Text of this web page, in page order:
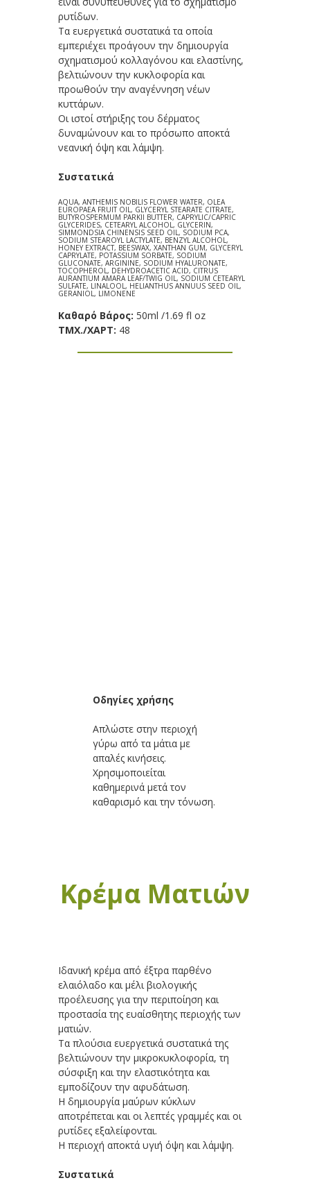
ρυτίδων.
Τα ευεργετικά συστατικά τα οποία
εμπεριέχει προάγουν την δημιουργία
σχηματισμού κολλαγόνου και ελαστίνης,
βελτιώνουν την κυκλοφορία και
προωθούν την αναγέννηση νέων
κυττάρων.
Οι ιστοί στήριξης του δέρματος
δυναμώνουν και το πρόσωπο αποκτά
νεανική όψη και λάμψη.
Συστατικά
AQUA, ANTHEMIS NOBILIS FLOWER WATER, OLEA
EUROPAEA FRUIT OIL, GLYCERYL STEARATE CITRATE,
BUTYROSPERMUM PARKII BUTTER, CAPRYLIC/CAPRIC
GLYCERIDES, CETEARYL ALCOHOL, GLYCERIN,
SIMMONDSIA CHINENSIS SEED OIL, SODIUM PCA,
SODIUM STEAROYL LACTYLATE, BENZYL ALCOHOL,
HONEY EXTRACT, BEESWAX, XANTHAN GUM, GLYCERYL
CAPRYLATE, POTASSIUM SORBATE, SODIUM
GLUCONATE, ARGININE, SODIUM HYALURONATE,
TOCOPHEROL, DEHYDROACETIC ACID, CITRUS
AURANTIUM AMARA LEAF/TWIG OIL, SODIUM CETEARYL
SULFATE, LINALOOL, HELIANTHUS ANNUUS SEED OIL,
GERANIOL, LIMONENE
Καθαρό Βάρος: 50ml /1.69 fl oz
TΜX./ΧΑΡΤ: 48
Οδηγίες χρήσης
Απλώστε στην περιοχή
γύρω από τα μάτια με
απαλές κινήσεις.
Χρησιμοποιείται
καθημερινά μετά τον
καθαρισμό και την τόνωση.
Κρέμα Ματιών
Ιδανική κρέμα από έξτρα παρθένο
ελαιόλαδο και μέλι βιολογικής
προέλευσης για την περιποίηση και
προστασία της ευαίσθητης περιοχής των
ματιών.
Τα πλούσια ευεργετικά συστατικά της
βελτιώνουν την μικροκυκλοφορία, τη
σύσφιξη και την ελαστικότητα και
εμποδίζουν την αφυδάτωση.
Η δημιουργία μαύρων κύκλων
αποτρέπεται και οι λεπτές γραμμές και οι
ρυτίδες εξαλείφονται.
Η περιοχή αποκτά υγιή όψη και λάμψη.
Συστατικά